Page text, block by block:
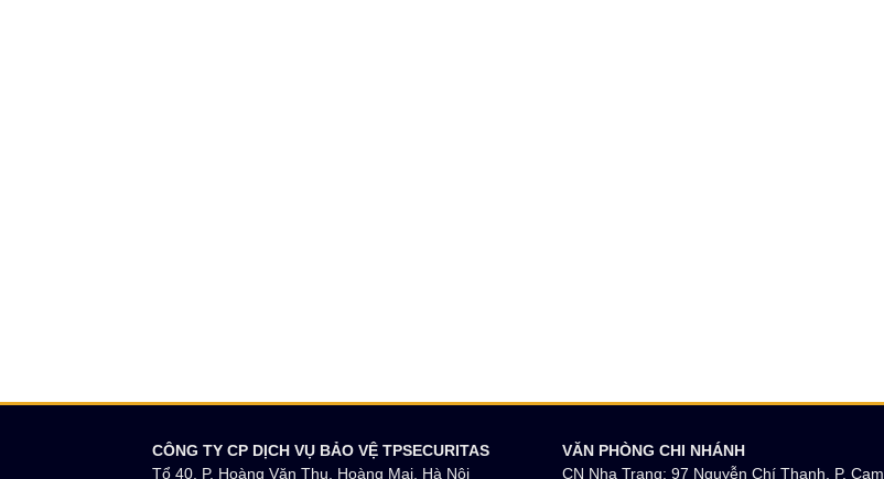
CÔNG TY CP DỊCH VỤ BẢO VỆ TPSECURITAS
Tổ 40, P. Hoàng Văn Thụ, Hoàng Mai, Hà Nội
VĂN PHÒNG CHI NHÁNH
CN Nha Trang: 97 Nguyễn Chí Thanh, P. Cam